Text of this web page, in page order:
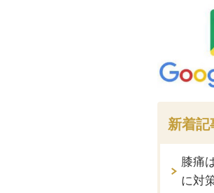
新着記
膝痛
に対